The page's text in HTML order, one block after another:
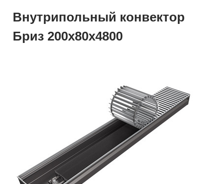
Внутрипольный конвектор
Бриз 200х80х4800